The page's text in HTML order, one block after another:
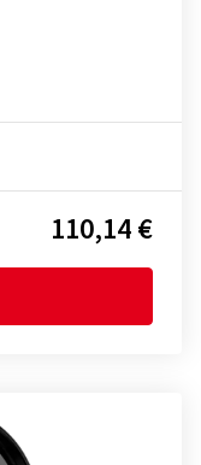
110,14 €